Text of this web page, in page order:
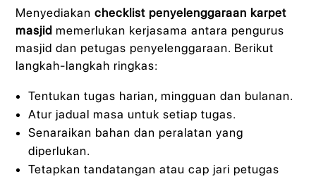
Menyediakanchecklist penyelenggaraan karpet
masjid memerlukan kerjasama antara pengurus
masjid dan petugas penyelenggaraan. Berikut
langkah-langkah ringkas:
Tentukan tugas harian, mingguan dan bulanan.
Atur jadual masa untuk setiap tugas.
Senaraikan bahan dan peralatan yang
diperlukan.
Tetapkan tandatangan atau cap jari petugas